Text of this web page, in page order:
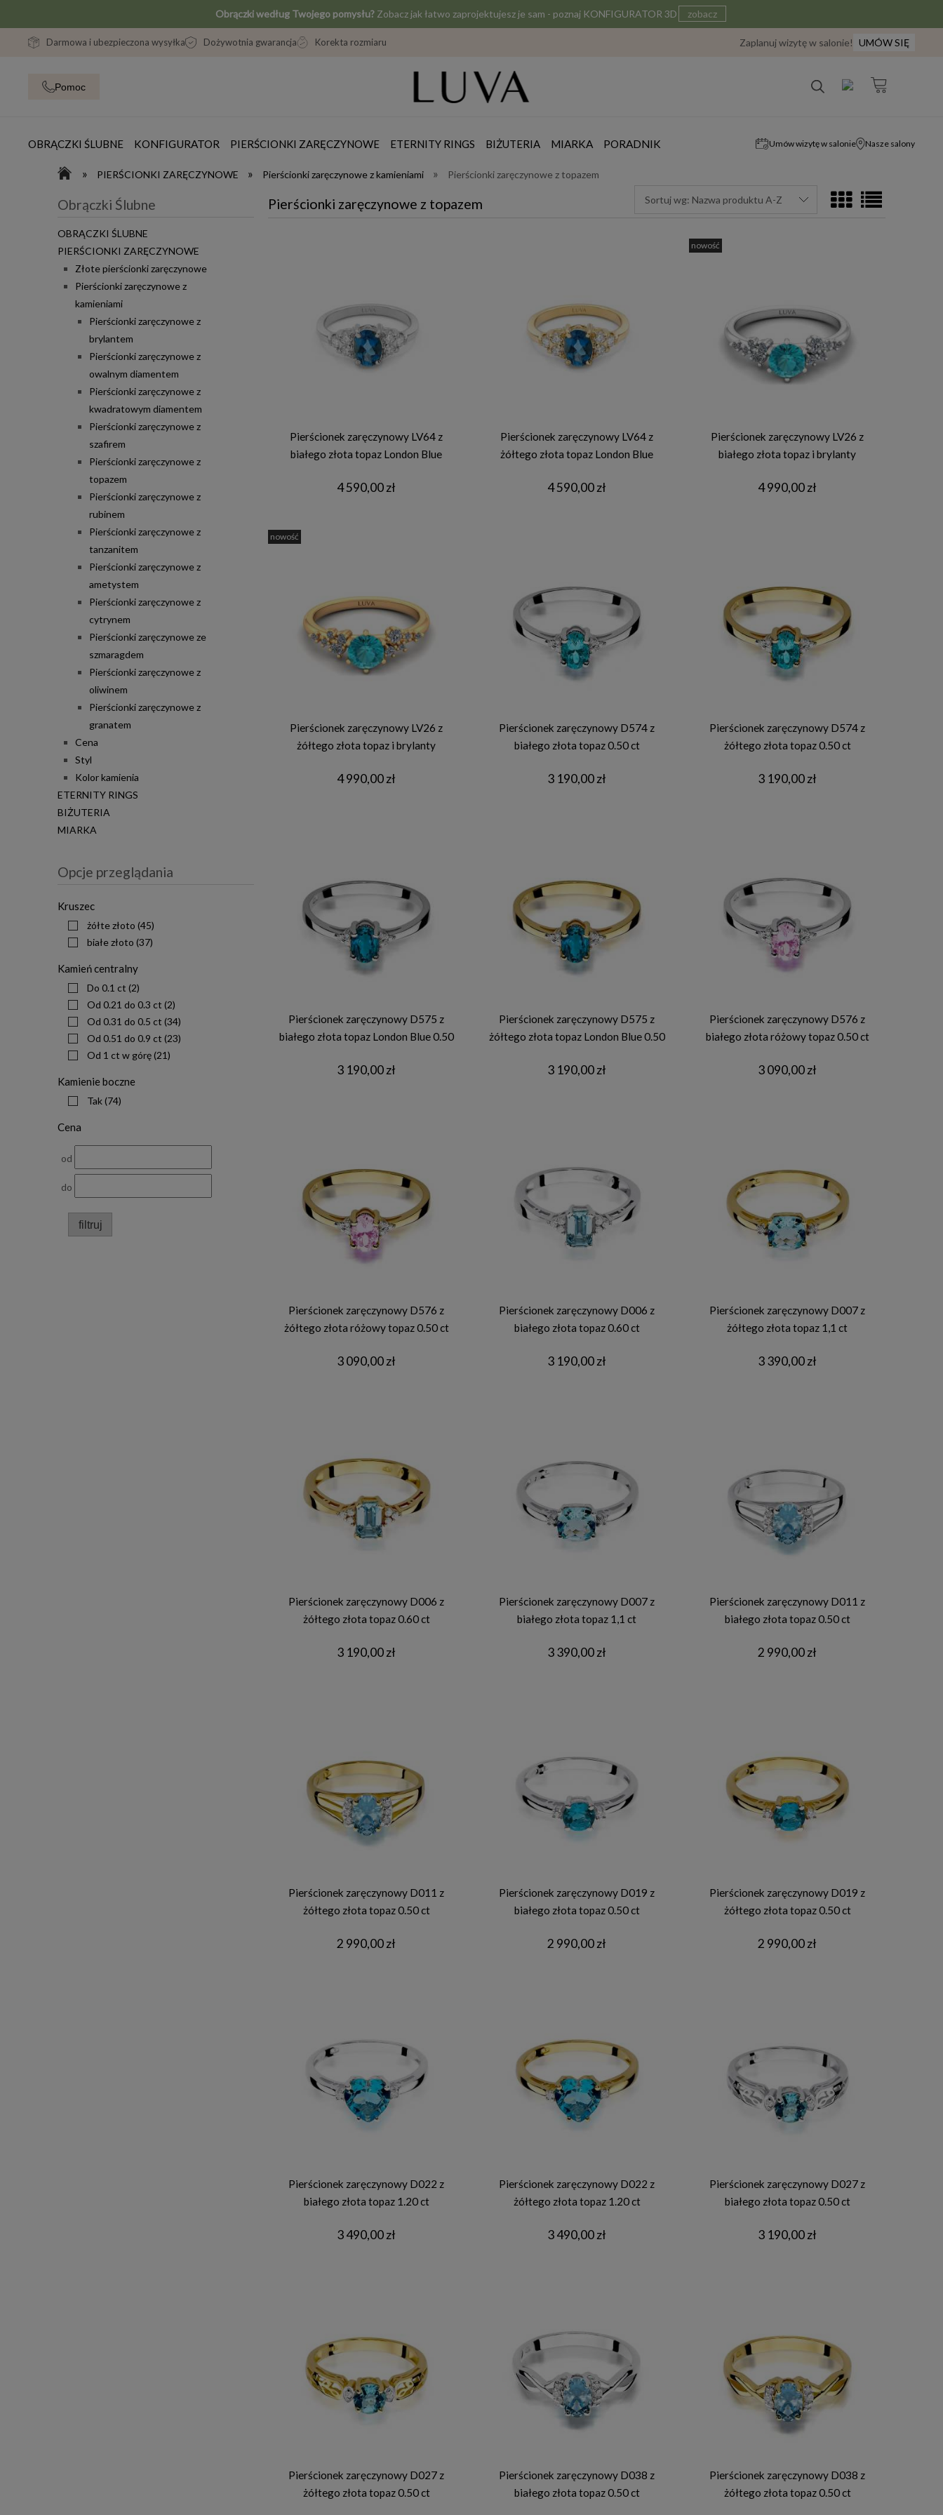
Obrączki według Twojego pomysłu? Zobacz jak łatwo zaprojektujesz je sam - poznaj KONFIGURATOR 3D zobacz
Darmowa i ubezpieczona wysyłka Dożywotnia gwarancja Korekta rozmiaru Zaplanuj wizytę w salonie! UMÓW SIĘ
Pomoc
OBRĄCZKI ŚLUBNE KONFIGURATOR PIERŚCIONKI ZARĘCZYNOWE ETERNITY RINGS BIŻUTERIA MIARKA PORADNIK Umów wizytę w salonie Nasze salony
» PIERŚCIONKI ZARĘCZYNOWE » Pierścionki zaręczynowe z kamieniami » Pierścionki zaręczynowe z topazem
Obrączki Ślubne
OBRĄCZKI ŚLUBNE
PIERŚCIONKI ZARĘCZYNOWE
Złote pierścionki zaręczynowe
Pierścionki zaręczynowe z
kamieniami
Pierścionki zaręczynowe z
brylantem
Pierścionki zaręczynowe z
owalnym diamentem
Pierścionki zaręczynowe z
kwadratowym diamentem
Pierścionki zaręczynowe z
szafirem
Pierścionki zaręczynowe z
topazem
Pierścionki zaręczynowe z
rubinem
Pierścionki zaręczynowe z
tanzanitem
Pierścionki zaręczynowe z
ametystem
Pierścionki zaręczynowe z
cytrynem
Pierścionki zaręczynowe ze
szmaragdem
Pierścionki zaręczynowe z
oliwinem
Pierścionki zaręczynowe z
granatem
Cena
Styl
Kolor kamienia
ETERNITY RINGS
BIŻUTERIA
MIARKA
Opcje przeglądania
Kruszec
żółte złoto (45)
białe złoto (37)
Kamień centralny
Do 0.1 ct (2)
Od 0.21 do 0.3 ct (2)
Od 0.31 do 0.5 ct (34)
Od 0.51 do 0.9 ct (23)
Od 1 ct w górę(21)
Kamienie boczne
Tak(74)
Cena
od
do
filtruj
Pierścionki zaręczynowe z topazem Sortuj wg: Nazwa produktu A-Z
Pierścionek zaręczynowy LV64 z
białego złota topaz London Blue
4 590,00 zł
Pierścionek zaręczynowy LV64 z
żółtego złota topaz London Blue
4 590,00 zł
Pierścionek zaręczynowy LV26 z
białego złota topaz i brylanty
4 990,00 zł
nowość
Pierścionek zaręczynowy LV26 z
żółtego złota topaz i brylanty
4 990,00 zł
nowość
Pierścionek zaręczynowy D574 z
białego złota topaz 0.50 ct
3 190,00 zł
Pierścionek zaręczynowy D574 z
żółtego złota topaz 0.50 ct
3 190,00 zł
Pierścionek zaręczynowy D575 z
białego złota topaz London Blue 0.50
3 190,00 zł
Pierścionek zaręczynowy D575 z
żółtego złota topaz London Blue 0.50
3 190,00 zł
Pierścionek zaręczynowy D576 z
białego złota różowy topaz 0.50 ct
3 090,00 zł
Pierścionek zaręczynowy D576 z
żółtego złota różowy topaz 0.50 ct
3 090,00 zł
Pierścionek zaręczynowy D006 z
białego złota topaz 0.60 ct
3 190,00 zł
Pierścionek zaręczynowy D007 z
żółtego złota topaz 1,1 ct
3 390,00 zł
Pierścionek zaręczynowy D006 z
żółtego złota topaz 0.60 ct
3 190,00 zł
Pierścionek zaręczynowy D007 z
białego złota topaz 1,1 ct
3 390,00 zł
Pierścionek zaręczynowy D011 z
białego złota topaz 0.50 ct
2 990,00 zł
Pierścionek zaręczynowy D011 z
żółtego złota topaz 0.50 ct
2 990,00 zł
Pierścionek zaręczynowy D019 z
białego złota topaz 0.50 ct
2 990,00 zł
Pierścionek zaręczynowy D019 z
żółtego złota topaz 0.50 ct
2 990,00 zł
Pierścionek zaręczynowy D022 z
białego złota topaz 1.20 ct
3 490,00 zł
Pierścionek zaręczynowy D022 z
żółtego złota topaz 1.20 ct
3 490,00 zł
Pierścionek zaręczynowy D027 z
białego złota topaz 0.50 ct
3 190,00 zł
Pierścionek zaręczynowy D027 z
żółtego złota topaz 0.50 ct
Pierścionek zaręczynowy D038 z
białego złota topaz 0.50 ct
Pierścionek zaręczynowy D038 z
żółtego złota topaz 0.50 ct